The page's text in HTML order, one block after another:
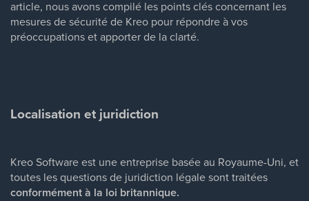
article, nous avons compilé les points clés concernant les
mesures de sécurité de Kreo pour répondre à vos
préoccupations et apporter de la clarté.
Localisation et juridiction
Kreo Software est une entreprise basée au Royaume-Uni, et
toutes les questions de juridiction légale sont traitées
conformément à la loi britannique.